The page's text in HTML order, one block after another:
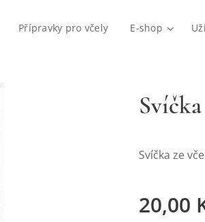
Přípravky pro včely E-shop
Svíčka ze
20,00